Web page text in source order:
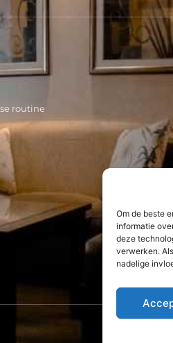
Om de beste
informatie
deze
verwerken.
nadelige
routine